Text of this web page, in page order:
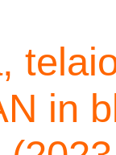
in